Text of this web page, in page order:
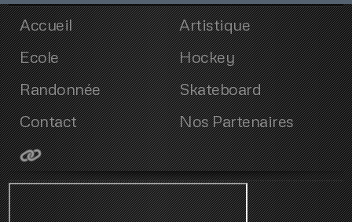
Accueil
Artistique
Ecole
Hockey
Randonnée
Skateboard
Contact
Nos Partenaires